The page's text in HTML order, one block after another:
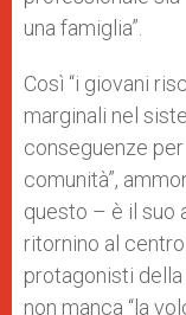
una famiglia”.
Così “i giovani
marginali nel
conseguenze
comunità”,
questo – è il suo
ritornino al
protagonisti
non manca “la